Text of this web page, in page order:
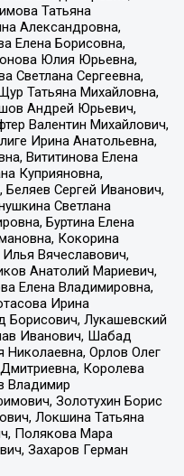
Татьяна
Александровна,
Елена Борисовна,
Юлия Юрьевна,
Светлана Сергеевна,
Татьяна Михайловна,
Андрей Юрьевич,
Валентин Михайлович,
Ирина Анатольевна,
Вититинова Елена
Куприяновна,
Сергей Иванович,
Светлана
Буртина Елена
Кокорина
Вячеславович,
Анатолий Мариевич,
Елена Владимировна,
Ирина
Борисович, Лукашевский
Иванович, Шабад
Николаевна, Орлов Олег
Королева
Владимир
Золотухин Борис
Локшина Татьяна
Полякова Мара
Захаров Герман